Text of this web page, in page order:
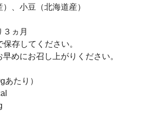
、小豆（北海道産）
ヵ月
存してください。
お召し上がりください。
たり）